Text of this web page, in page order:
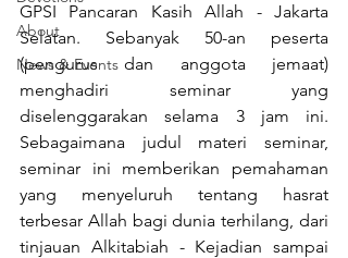
About
News & Events
GPSI Pancaran Kasih Allah - Jakarta
Selatan. Sebanyak 50-an peserta
(pengurus dan anggota jemaat)
menghadiri seminar yang
diselenggarakan selama 3 jam ini.
Sebagaimana judul materi seminar,
seminar ini memberikan pemahaman
yang menyeluruh tentang hasrat
terbesar Allah bagi dunia terhilang, dari
tinjauan Alkitabiah - Kejadian sampai